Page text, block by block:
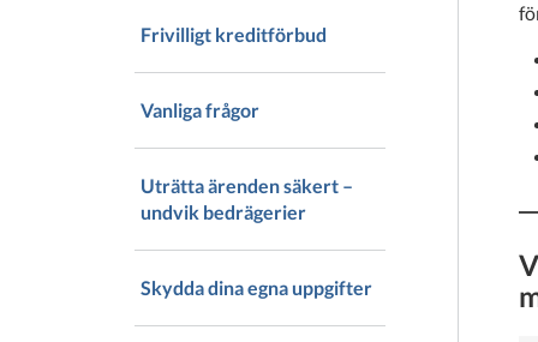
Frivilligt kreditförbud
Vanliga frågor
Uträtta ärenden säkert –
undvik bedrägerier
Skydda dina egna uppgifter